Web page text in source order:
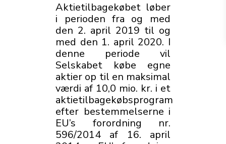
Aktietilbagekøbet løber
i perioden fra og med
den 2. april 2019 til og
med den 1. april 2020. I
denne periode vil
Selskabet købe egne
aktier op til en maksimal
værdi af 10,0 mio. kr. i et
aktietilbagekøbsprogram
efter bestemmelserne i
EU’s forordning nr.
596/2014 af 16. april